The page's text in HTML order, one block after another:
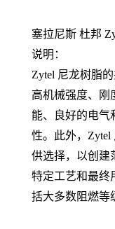
塞拉尼斯 杜邦
说明：
Zytel 尼龙树脂
高机械强度、刚
能、良好的电气
性。此外，
供选择，以创建
特定工艺和最终
括大多数阻燃等